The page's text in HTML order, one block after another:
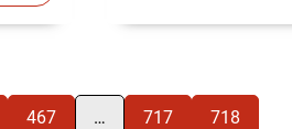
467 … 717 718